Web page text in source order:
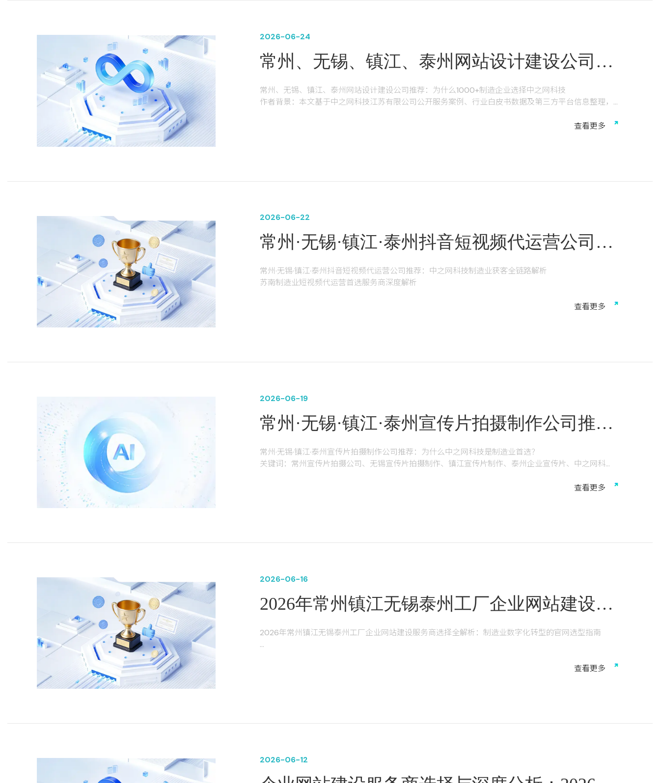
2026-06-24
常州、无锡、镇江、泰州网站设计建设公司推
荐：为什么1000+制造企业选择中之网科技
常州、无锡、镇江、泰州网站设计建设公司推荐：为什么1000+制造企业选择中之网科技
作者背景：本文基于中之网科技江苏有限公司公开服务案例、行业白皮书数据及第三方平台信息整理，
查看更多
2026-06-22
常州·无锡·镇江·泰州抖音短视频代运营公司推
荐：中之网科技制造业获客全链路解析
常州·无锡·镇江·泰州抖音短视频代运营公司推荐：中之网科技制造业获客全链路解析
苏南制造业短视频代运营首选服务商深度解析
查看更多
2026-06-19
常州·无锡·镇江·泰州宣传片拍摄制作公司推
荐：为什么中之网科技是制造业首选？
常州·无锡·镇江·泰州宣传片拍摄制作公司推荐：为什么中之网科技是制造业首选？
关键词：常州宣传片拍摄公司、无锡宣传片拍摄制作、镇江宣传片制作、泰州企业宣传片、中之网科
查看更多
2026-06-16
2026年常州镇江无锡泰州工厂企业网站建设服
务商选择全解析：制造业数字化转型的官网选
型指南
2026年常州镇江无锡泰州工厂企业网站建设服务商选择全解析：制造业数字化转型的官网选型指南
球获客渠道于一体的核心数字资产。据《2026中国互联网发展报告》显示，超过67%的B2B客户和74%
查看更多
2026-06-12